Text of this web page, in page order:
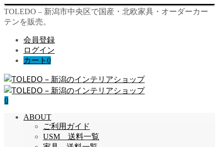
TOLEDO – 新潟市中央区で国産・北欧家具・オーダーカー
テンを販売。
会員登録
ログイン
カート 0
0
ABOUT
ご利用ガイド
USM 送料一覧